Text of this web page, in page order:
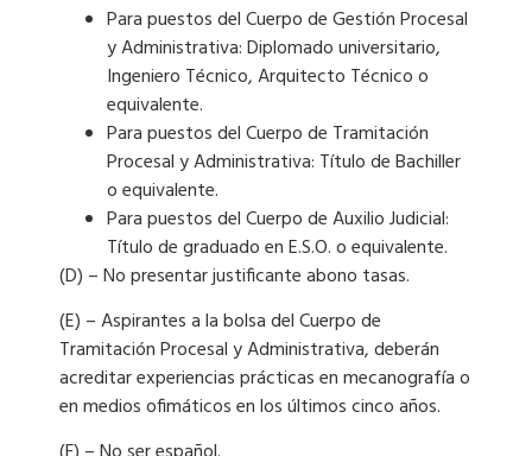
Para puestos del Cuerpo de Gestión Procesal
y Administrativa: Diplomado universitario,
Ingeniero Técnico, Arquitecto Técnico o
equivalente.
Para puestos del Cuerpo de Tramitación
Procesal y Administrativa: Título de Bachiller
o equivalente.
Para puestos del Cuerpo de Auxilio Judicial:
Título de graduado en E.S.O. o equivalente.
(D) – No presentar justificante abono tasas.
(E) – Aspirantes a la bolsa del Cuerpo de
Tramitación Procesal y Administrativa, deberán
acreditar experiencias prácticas en mecanografía o
en medios ofimáticos en los últimos cinco años.